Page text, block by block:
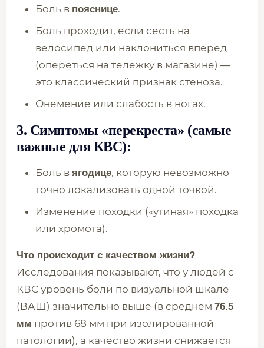
Боль в пояснице.
Боль проходит, если сесть на
велосипед или наклониться вперед
(опереться на тележку в магазине) —
это классический признак стеноза.
Онемение или слабость в ногах.
3. Симптомы «перекреста» (самые
важные для КВС):
Боль в ягодице, которую невозможно
точно локализовать одной точкой.
Изменение походки («утиная» походка
или хромота).
Что происходит с качеством жизни?
Исследования показывают, что у людей с
КВС уровень боли по визуальной шкале
(ВАШ) значительно выше (в среднем 76.5
мм против 68 мм при изолированной
патологии), а качество жизни снижается